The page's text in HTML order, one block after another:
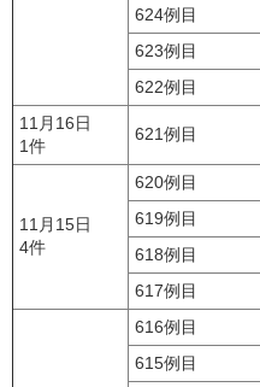
624例目
623例目
622例目
11月16日
1件
621例目
11月15日
4件
620例目
619例目
618例目
617例目
616例目
615例目